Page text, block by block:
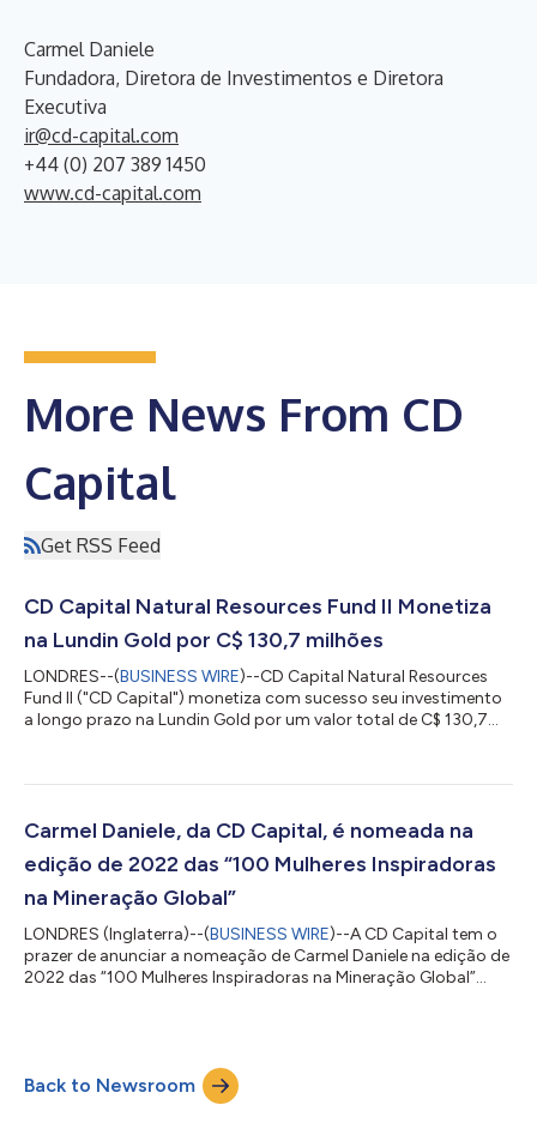
Carmel Daniele
Fundadora, Diretora de Investimentos e Diretora
Executiva
ir@cd-capital.com
+44 (0) 207 389 1450
www.cd-capital.com
More News From CD
Capital
Get RSS Feed
CD Capital Natural Resources Fund II Monetiza
na Lundin Gold por C$ 130,7 milhões
LONDRES--(BUSINESS WIRE)--CD Capital Natural Resources
Fund II ("CD Capital") monetiza com sucesso seu investimento
a longo prazo na Lundin Gold por um valor total de C$ 130,7
de aquisição do produtor de ouro de primeiro nível em
compra se revelou transformadora para a empresa e um forte
catalisador de seu crescimento, c...
Carmel Daniele, da CD Capital, é nomeada na
edição de 2022 das “100 Mulheres Inspiradoras
na Mineração Global”
LONDRES (Inglaterra)--(BUSINESS WIRE)--A CD Capital tem o
prazer de anunciar a nomeação de Carmel Daniele na edição de
2022 das “100 Mulheres Inspiradoras na Mineração Global”
orgulha de que Daniele tenha recebido este reconhecimento
por seu trabalho pioneiro no setor de private equity de
mineração. Daniele, fun...
Back to Newsroom